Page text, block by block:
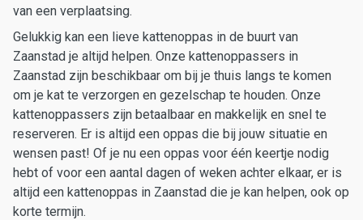
van een verplaatsing.
Gelukkig kan een lieve kattenoppas in de buurt van
Zaanstad je altijd helpen. Onze kattenoppassers in
Zaanstad zijn beschikbaar om bij je thuis langs te komen
om je kat te verzorgen en gezelschap te houden. Onze
kattenoppassers zijn betaalbaar en makkelijk en snel te
reserveren. Er is altijd een oppas die bij jouw situatie en
wensen past! Of je nu een oppas voor één keertje nodig
hebt of voor een aantal dagen of weken achter elkaar, er is
altijd een kattenoppas in Zaanstad die je kan helpen, ook op
korte termijn.